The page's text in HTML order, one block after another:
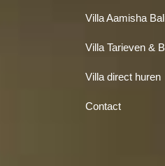
Villa Aamisha
Villa Tarieven &
Villa direct huren
Contact